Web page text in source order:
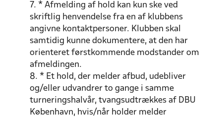
7. * Afmelding af hold kan kun ske ved
skriftlig henvendelse fra en af klubbens
angivne kontaktpersoner. Klubben skal
samtidig kunne dokumentere, at den har
orienteret førstkommende modstander om
afmeldingen.
8. * Et hold, der melder afbud, udebliver
og/eller udvandrer to gange i samme
turneringshalvår, tvangsudtrækkes af DBU
København, hvis/når holder melder